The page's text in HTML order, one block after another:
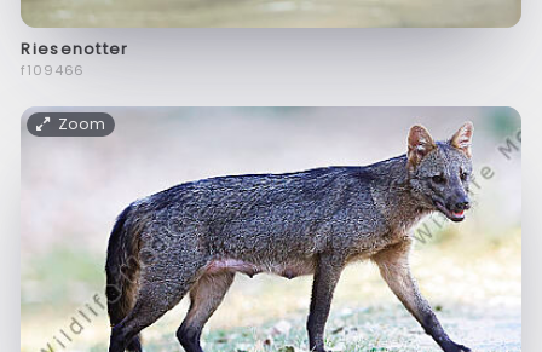
Riesenotter
f109466
Zoom